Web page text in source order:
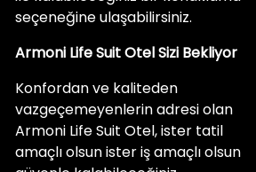
seçeneğine ulaşabilirsiniz.
Armoni Life Suit Otel Sizi Bekliyor
Konfordan ve kaliteden
vazgeçemeyenlerin adresi olan
Armoni Life Suit Otel, ister tatil
amaçlı olsun ister iş amaçlı olsun